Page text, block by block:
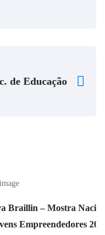
de Educação
Braillin – Mostra
Empreendedores